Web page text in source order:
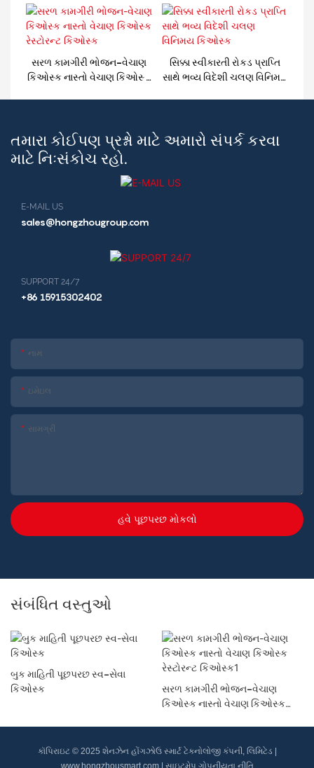
સરળ કામગીરી ભોજન-વેચાણ
કિઓસ્ક નાસ્તો વેચાણ કિઓસ્ક
સિક્કા સ્વીકારતી રોકડ પ્રાપ્તિ
સાથે ભવ્ય વિદેશી ચલણ વિનિમય
તમારા કોઈપણ પ્રશ્નો માટે અમારો સંપર્ક કરવા
માટે નિઃસંકોચ રહો.
E-MAIL US
sales@hongzhougroup.com
SUPPORT 24/7
+86 15915302402
નામ
ઇમેઇલ
સામગ્રી
હવે પૂછપરછ મોકલો
સંબંધિત વસ્તુઓ
બુક માહિતી પૂછપરછ સ્વ-સેવા
કિઓસ્ક
સરળ કામગીરી ભોજન-વેચાણ
કિઓસ્ક નાસ્તો વેચાણ કિઓસ્ક
કૉપિરાઇટ © 2025 શેનઝેન હોંગઝોઉ સ્માર્ટ ટેકનોલોજી કંપની, લિમિટેડ |